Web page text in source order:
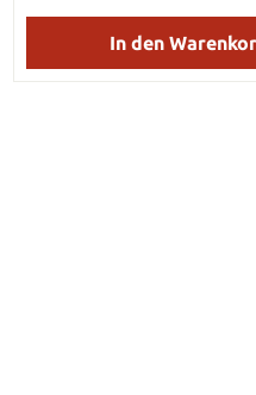
kugelgestahlten Knauf. Details:
Klingenlänge: 17 cm
In den